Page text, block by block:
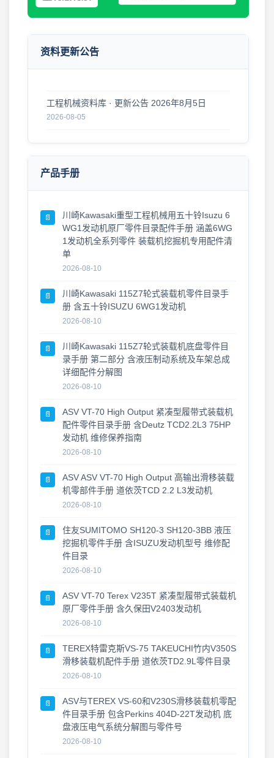
资料更新公告
2026年8月7日 工程机械资料库 · 更新公告
2026-08-05
2026-08-01
工程机械资料库 · 零件图册更新 2026年7月31日
· 最新上线
零件图册 · 更新公告 2026年7月30日
2026-07-30
工程机械零件图册更新 · 2026年7月29日
工程机械资料更新 · 零件图册·维修手册 2026年7
月27日 · 新版上线
工程机械零件图册更新 · 2026年7月26日
2026-07-26
产品手册
📄
川崎Kawasaki重型工程机械用五十铃Isuzu 6
WG1发动机原厂零件目录配件手册 涵盖6WG
1发动机全系列零件 装载机挖掘机专用配件清
单
2026-08-10
📄
川崎Kawasaki 115Z7轮式装载机零件目录手
册 含五十铃ISUZU 6WG1发动机
2026-08-10
📄
川崎Kawasaki 115Z7轮式装载机底盘零件目
录手册 第二部分 含液压制动系统及车架总成
详细配件分解图
2026-08-10
📄
ASV VT-70 High Output 紧凑型履带式装载机
配件零件目录手册 含Deutz TCD2.2L3 75HP
发动机 维修保养指南
2026-08-10
📄
ASV ASV VT-70 High Output 高输出滑移装载
机零部件手册 道依茨TCD 2.2 L3发动机
2026-08-10
📄
住友SUMITOMO SH120-3 SH120-3BB 液压
挖掘机零件手册 含ISUZU发动机型号 维修配
件目录
2026-08-10
📄
ASV VT-70 Terex V235T 紧凑型履带式装载机
原厂零件手册 含久保田V2403发动机
2026-08-10
📄
TEREX特雷克斯VS-75 TAKEUCHI竹内V350S
滑移装载机配件手册 道依茨TD2.9L零件目录
2026-08-10
📄
ASV与TEREX VS-60和V230S滑移装载机零配
件目录手册 包含Perkins 404D-22T发动机 底
盘液压电气系统分解图与零件号
2026-08-10